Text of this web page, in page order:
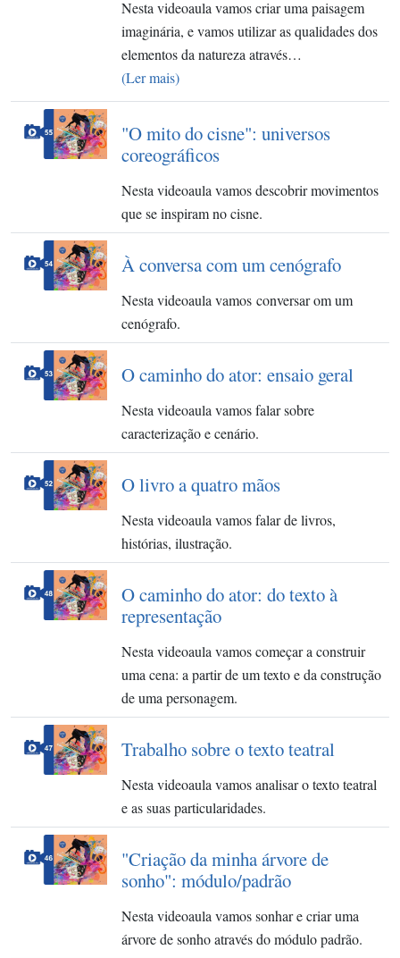
Nesta videoaula vamos criar uma paisagem
imaginária, e vamos utilizar as qualidades dos
elementos da natureza através…
(Ler mais)
"O mito do cisne": universos
coreográficos
Nesta videoaula vamos descobrir movimentos
que se inspiram no cisne.
À conversa com um cenógrafo
Nesta videoaula vamos conversar om um
cenógrafo.
O caminho do ator: ensaio geral
Nesta videoaula vamos falar sobre
caracterização e cenário.
O livro a quatro mãos
Nesta videoaula vamos falar de livros,
histórias, ilustração.
O caminho do ator: do texto à
representação
Nesta videoaula vamos começar a construir
uma cena: a partir de um texto e da construção
de uma personagem.
Trabalho sobre o texto teatral
Nesta videoaula vamos analisar o texto teatral
e as suas particularidades.
"Criação da minha árvore de
sonho": módulo/padrão
Nesta videoaula vamos sonhar e criar uma
árvore de sonho através do módulo padrão.